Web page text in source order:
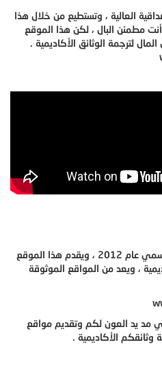
العالية ، وتستطيع من خلال هذا
مطمئن البال ، لكن هذا الموقع
لترجمة الوثائق الأكاديمية .
لقد تم اطلاق هذا الموقع بشكل رسمي عام 2012 ، ويقدم هذا الموقع
، ويعد من المواقع الموثوقة
مد يد العون لكم وتقديم مواقع
الأكاديمية .